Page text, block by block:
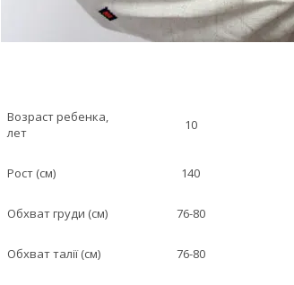
Возраст ребенка,
лет
10
Рост (см) 140
Обхват груди (см) 76-80
Обхват талії (см) 76-80